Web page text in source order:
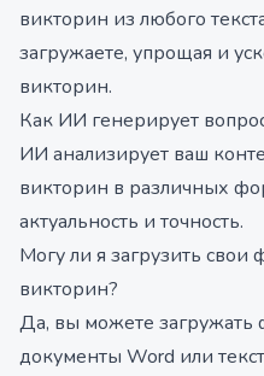
викторин из любого
загружаете, упрощая и
викторин.
Как ИИ генерирует
ИИ анализирует ваш
викторин в различных
актуальность и точность.
Могу ли я загрузить свои
викторин?
Да, вы можете загружать
документы Word или